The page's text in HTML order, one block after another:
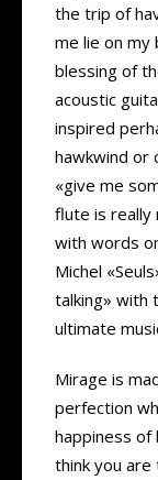
the trip of
me lie on my
blessing of
acoustic
inspired
hawkwind or
«give me
flute is really
with words
Michel
talking» with
ultimate
Mirage is
perfection
happiness of
think you